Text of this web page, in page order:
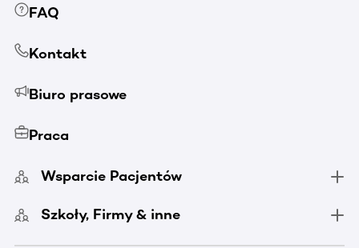
FAQ
Kontakt
Biuro prasowe
Praca
Wsparcie Pacjentów
Szkoły, Firmy & inne